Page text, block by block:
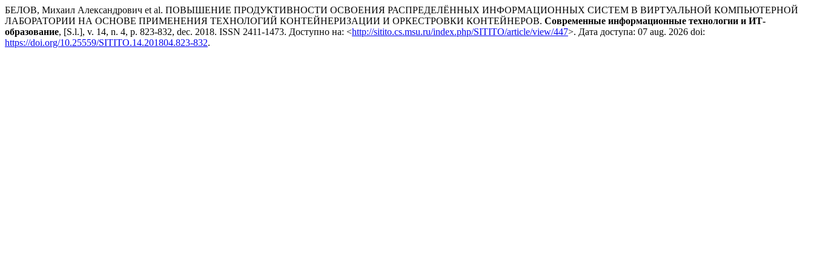
БЕЛОВ, Михаил Александрович et al. ПОВЫШЕНИЕ ПРОДУКТИВНОСТИ ОСВОЕНИЯ РАСПРЕДЕЛЁННЫХ ИНФОРМАЦИОННЫХ СИСТЕМ В ВИРТУАЛЬНОЙ КОМПЬЮТЕРНОЙ
ЛАБОРАТОРИИ НА ОСНОВЕ ПРИМЕНЕНИЯ ТЕХНОЛОГИЙ КОНТЕЙНЕРИЗАЦИИ И ОРКЕСТРОВКИ КОНТЕЙНЕРОВ. Современные информационные технологии и ИТ-
образование, [S.l.], v. 14, n. 4, p. 823-832, dec. 2018. ISSN 2411-1473. Доступно на: <http://sitito.cs.msu.ru/index.php/SITITO/article/view/447>. Дата доступа: 07 aug. 2026 doi:
https://doi.org/10.25559/SITITO.14.201804.823-832.